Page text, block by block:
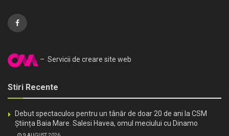
– Servicii de creare site web
Stiri Recente
Debut spectaculos pentru un tânăr de doar 20 de ani la CSM
Știința Baia Mare. Salesi Havea, omul meciului cu Dinamo